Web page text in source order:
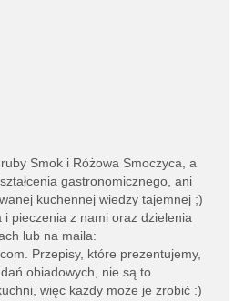
Smok i Różowa Smoczyca, a
gastronomicznego, ani
kuchennej wiedzy tajemnej ;)
pieczenia z nami oraz dzielenia
lub na maila:
. Przepisy, które prezentujemy,
obiadowych, nie są to
więc każdy może je zrobić :)